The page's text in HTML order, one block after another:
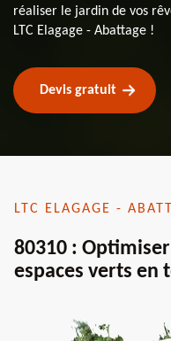
réaliser le jardin de vos
LTC Elagage - Abattage !
Devis gratuit
LTC ELAGAGE -
80310 :
espaces verts en